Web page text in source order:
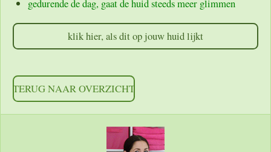
gedurende de dag, gaat de huid steeds meer glimmen
klik hier, als dit op jouw huid lijkt
TERUG NAAR OVERZICHT